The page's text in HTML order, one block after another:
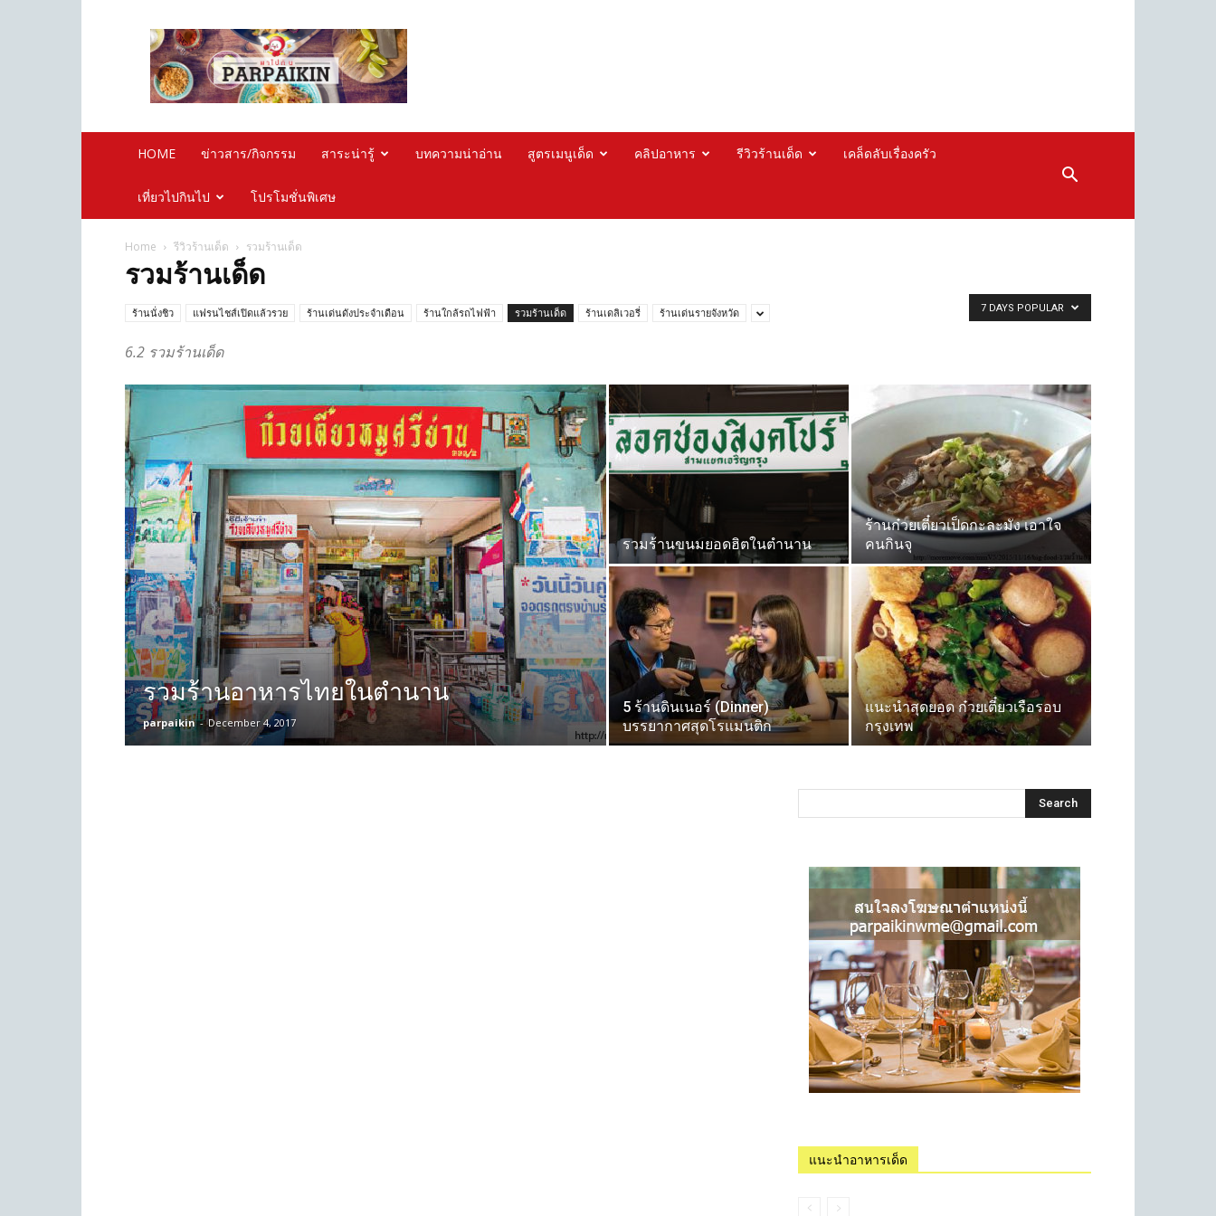
Parpaikin.com
HOME ข่าวสาร/กิจกรรม สาระน่ารู้ บทความน่าอ่าน สูตรเมนูเด็ด คลิปอาหาร รีวิวร้านเด็ด เคล็ดลับเรื่องครัว
เที่ยวไปกินไป โปรโมชั่นพิเศษ
Home รีวิวร้านเด็ด รวมร้านเด็ด
รวมร้านเด็ด
ร้านนั่งชิว แฟรนไชส์เปิดแล้วรวย ร้านเด่นดังประจำเดือน ร้านใกล้รถไฟฟ้า รวมร้านเด็ด ร้านเดลิเวอรี่ ร้านเด่นรายจังหวัด
6.2 รวมร้านเด็ด
7 DAYS POPULAR
รวมร้านอาหารไทยในตำนาน
parpaikin - December 4, 2017
รวมร้านขนมยอดฮิตในตำนาน
ร้านก๋วยเตี๋ยวเป็ดกะละมัง เอาใจ
คนกินจุ
5 ร้านดินเนอร์ (Dinner)
บรรยากาศสุดโรแมนติก
แนะนำสุดยอด ก๋วยเตี๋ยวเรือรอบ
กรุงเทพ
แนะนำอาหารเด็ด